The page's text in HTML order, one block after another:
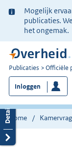
Ter
informatie:
Mogelijk
publicaties.
het ongemak.
U
bent
nu
hier:
Publicaties Officiële
Inloggen
Home